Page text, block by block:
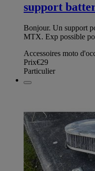
support
Bonjour. Un support
MTX. Exp possible
Accessoires moto
Prix€29
Particulier